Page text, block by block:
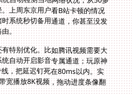
由。
特别优化。比如腾讯视频需要大
自动开启影音专属通道；玩原神
，把延迟钉死在80ms以内。实
宽播放8K视频，拖动进度条像翻